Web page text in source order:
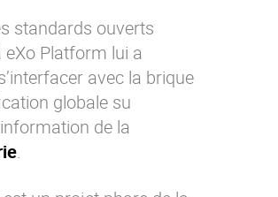
standards ouverts
eXo Platform lui a
avec la brique
globale su
de la
.